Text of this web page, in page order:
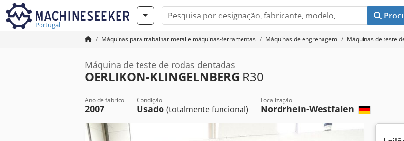
Portugal
Máquinas para trabalhar metal e máquinas-ferramentas Máquinas de engrenagem Máquinas de teste
Máquina de teste de rodas dentadas
OERLIKON-KLINGELNBERG R30
Ano de fabrico
2007
Condição
Usado (totalmente funcional)
Localização
Nordrhein-Westfalen